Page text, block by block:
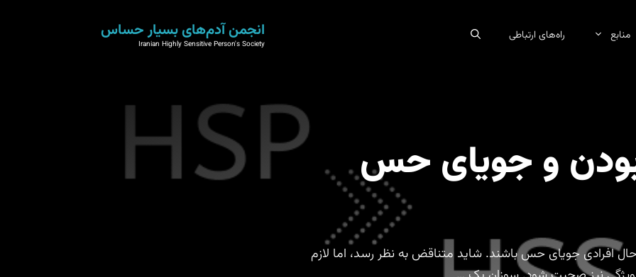
انجمن آدم‌های بسیار حساس
Iranian Highly Sensitive Person's Society
منابع راه‌های ارتباطی
و جویای حس
جویای حس باشند. شاید متناقض به نظر رسد، اما لازم